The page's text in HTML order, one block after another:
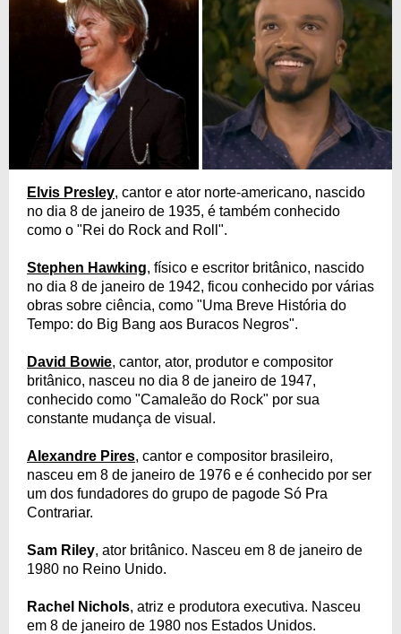
Elvis Presley, cantor e ator norte-americano, nascido
no dia 8 de janeiro de 1935, é também conhecido
como o "Rei do Rock and Roll".
Stephen Hawking, físico e escritor britânico, nascido
no dia 8 de janeiro de 1942, ficou conhecido por várias
obras sobre ciência, como "Uma Breve História do
Tempo: do Big Bang aos Buracos Negros".
David Bowie, cantor, ator, produtor e compositor
britânico, nasceu no dia 8 de janeiro de 1947,
conhecido como "Camaleão do Rock" por sua
constante mudança de visual.
Alexandre Pires, cantor e compositor brasileiro,
nasceu em 8 de janeiro de 1976 e é conhecido por ser
um dos fundadores do grupo de pagode Só Pra
Contrariar.
Sam Riley, ator britânico. Nasceu em 8 de janeiro de
1980 no Reino Unido.
Rachel Nichols, atriz e produtora executiva. Nasceu
em 8 de janeiro de 1980 nos Estados Unidos.